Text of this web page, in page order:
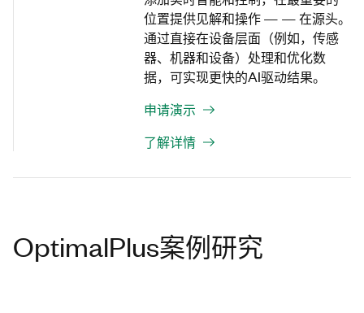
位置提供见解和操作 — — 在源头。
通过直接在设备层面（例如，传感
器、机器和设备）处理和优化数
据，可实现更快的AI驱动结果。
申请演示
了解详情
OptimalPlus案例研究